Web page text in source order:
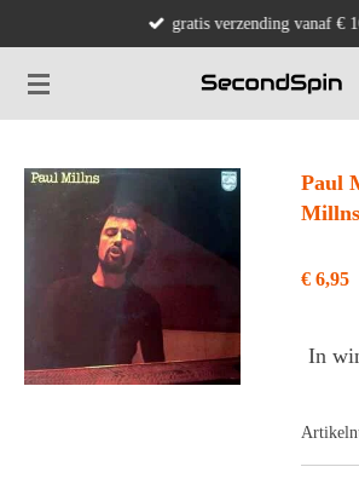
naar
de
gratis verzending vanaf €
Paul
Millns
€ 6,95
In